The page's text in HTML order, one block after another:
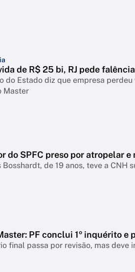
de R$ 25 bi, RJ pede
do Estado diz que empresa
Master
do SPFC preso por atropelar
Bosshardt, de 19 anos, teve a
PF conclui 1º inquérito
final passa por revisão, mas